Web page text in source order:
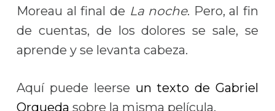
Moreau al final de La noche. Pero, al fin
de cuentas, de los dolores se sale, se
aprende y se levanta cabeza.
Aquí puede leerse un texto de Gabriel
Orqueda sobre la misma película.